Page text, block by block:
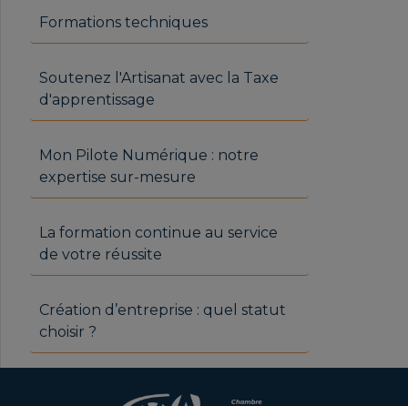
Formations techniques
Soutenez l'Artisanat avec la Taxe
d'apprentissage
Mon Pilote Numérique : notre
expertise sur-mesure
La formation continue au service
de votre réussite
Création d’entreprise : quel statut
choisir ?